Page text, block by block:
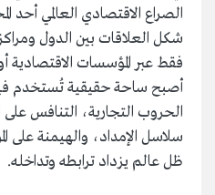
الصراع الاقتصادي العالمي أحد
شكل العلاقات بين الدول
فقط عبر المؤسسات الاقتصادية
أصبح ساحة حقيقية تُستخدم
الحروب التجارية، التنافس
سلاسل الإمداد، والهيمنة على
ظل عالم يزداد ترابطه وتداخله.